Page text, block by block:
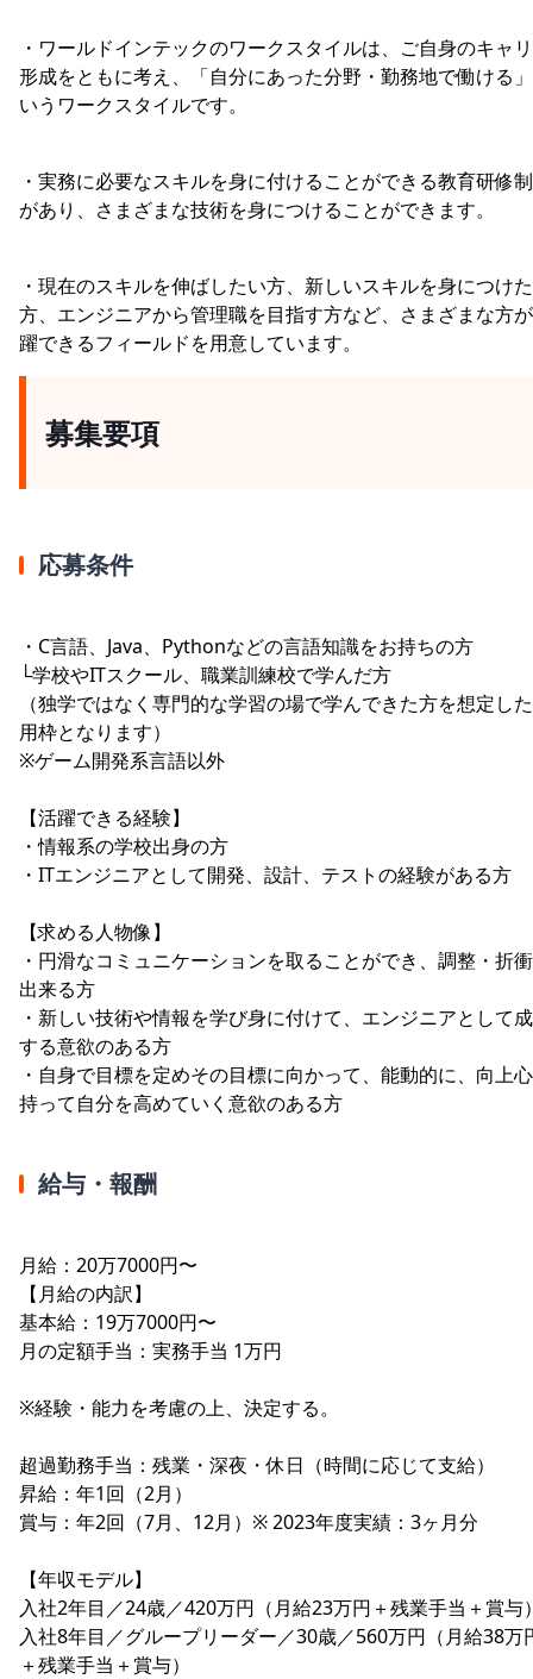
・ワールドインテックのワークスタイルは、ご自身のキャ
形成をともに考え、「自分にあった分野・勤務地で働ける
いうワークスタイルです。
・実務に必要なスキルを身に付けることができる教育研修
があり、さまざまな技術を身につけることができます。
・現在のスキルを伸ばしたい方、新しいスキルを身につけ
方、エンジニアから管理職を目指す方など、さまざまな方
躍できるフィールドを用意しています。
募集要項
応募条件
・C言語、Java、Pythonなどの言語知識をお持ちの方
└学校やITスクール、職業訓練校で学んだ方
（独学ではなく専門的な学習の場で学んできた方を想定し
用枠となります）
※ゲーム開発系言語以外
【活躍できる経験】
・情報系の学校出身の方
・ITエンジニアとして開発、設計、テストの経験がある方
【求める人物像】
・円滑なコミュニケーションを取ることができ、調整・折
出来る方
・新しい技術や情報を学び身に付けて、エンジニアとして
する意欲のある方
・自身で目標を定めその目標に向かって、能動的に、向上
持って自分を高めていく意欲のある方
給与・報酬
月給：20万7000円〜
【月給の内訳】
基本給：19万7000円〜
月の定額手当：実務手当 1万円
※経験・能力を考慮の上、決定する。
超過勤務手当：残業・深夜・休日（時間に応じて支給）
昇給：年1回（2月）
賞与：年2回（7月、12月）※ 2023年度実績：3ヶ月分
【年収モデル】
入社2年目／24歳／420万円（月給23万円＋残業手当＋賞与
入社8年目／グループリーダー／30歳／560万円（月給38万
＋残業手当＋賞与）